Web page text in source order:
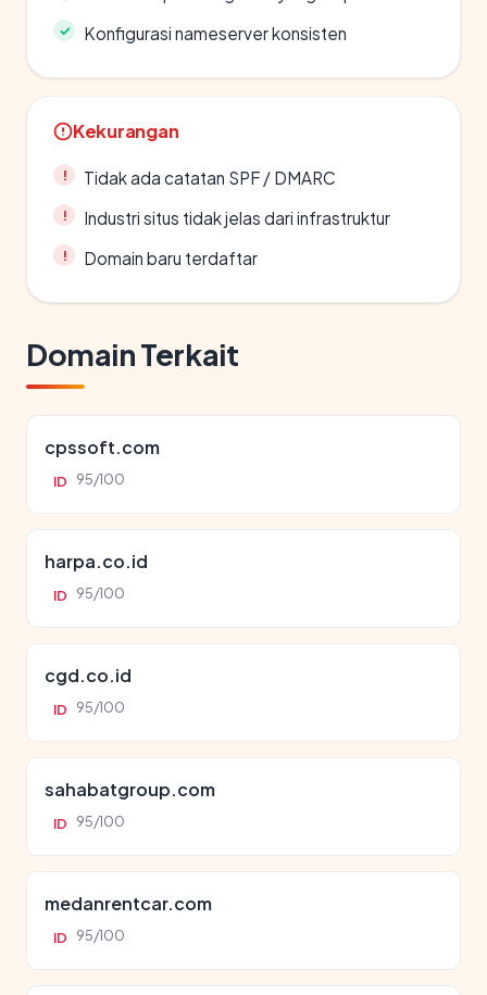
Konfigurasi nameserver konsisten
Kekurangan
Tidak ada catatan SPF / DMARC
Industri situs tidak jelas dari infrastruktur
Domain baru terdaftar
Domain Terkait
cpssoft.com
ID 95/100
harpa.co.id
ID 95/100
cgd.co.id
ID 95/100
sahabatgroup.com
ID 95/100
medanrentcar.com
ID 95/100